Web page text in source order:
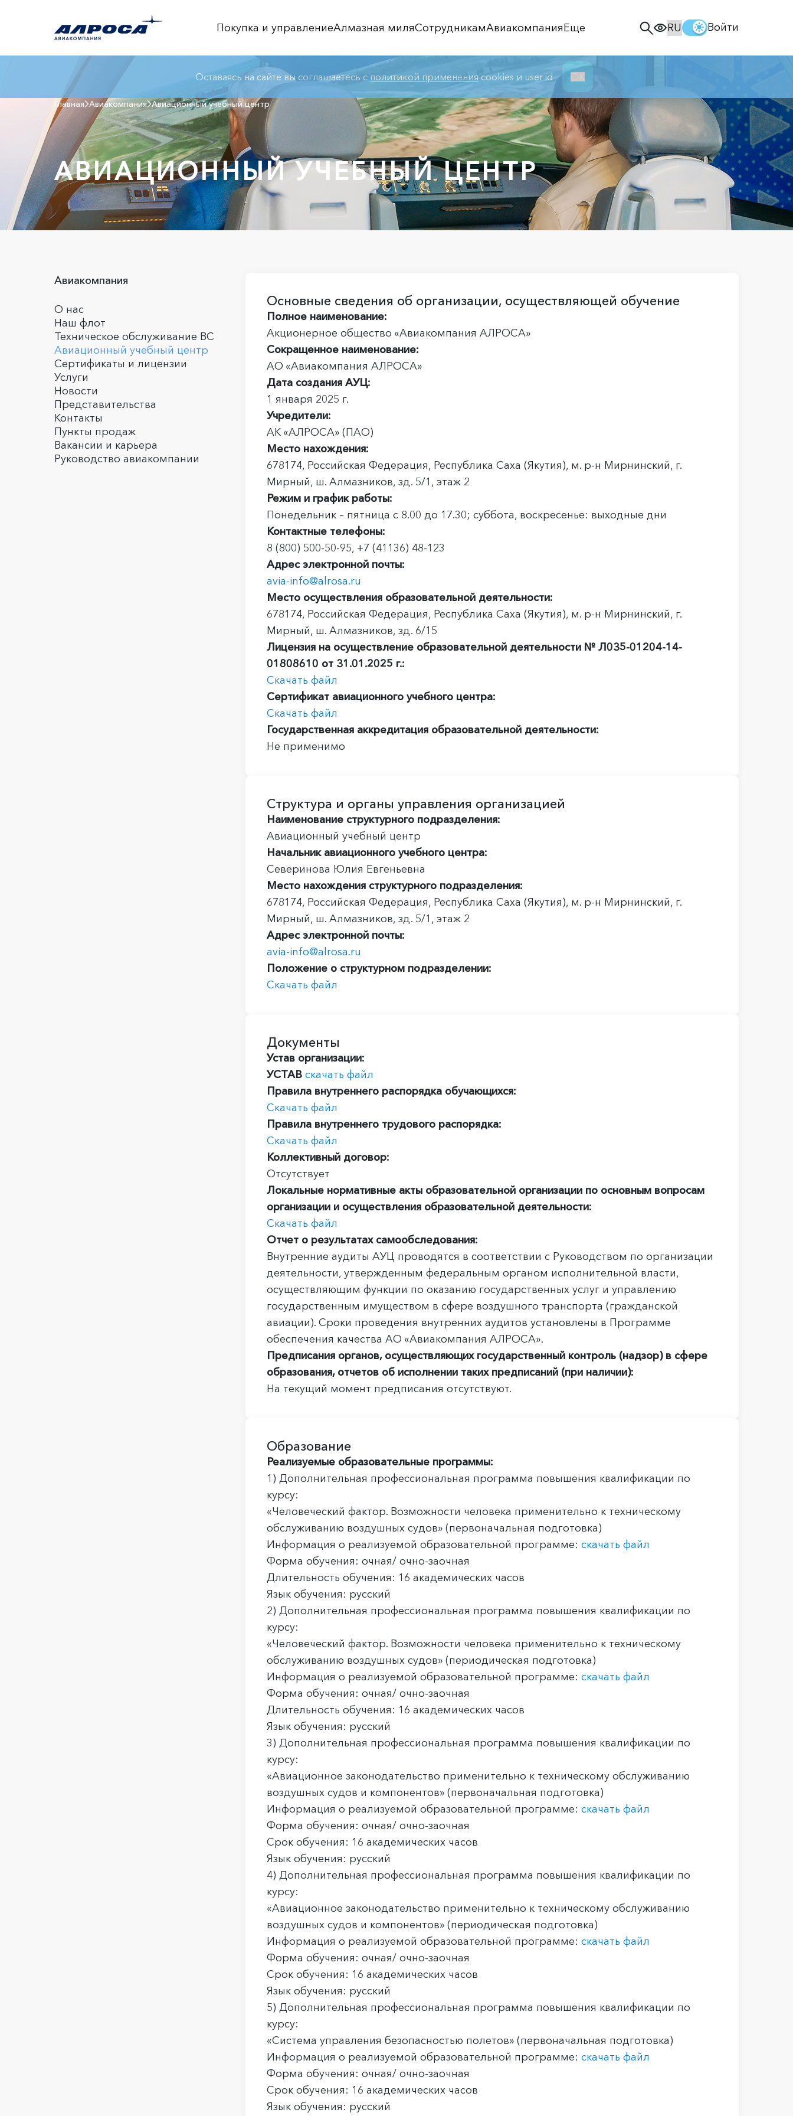
Покупка и управлениеАлмазная миляСотрудникамАвиакомпанияЕще Войти
Главная Авиакомпания Авиационный учебный центр
АВИАЦИОННЫЙ УЧЕБНЫЙ ЦЕНТР
Авиакомпания
О нас
Наш флот
Техническое обслуживание ВС
Авиационный учебный центр
Сертификаты и лицензии
Услуги
Новости
Представительства
Контакты
Пункты продаж
Вакансии и карьера
Руководство авиакомпании
Основные сведения об организации, осуществляющей обучение
Полное наименование:
Акционерное общество «Авиакомпания АЛРОСА»
Сокращенное наименование:
АО «Авиакомпания АЛРОСА»
Дата создания АУЦ:
1 января 2025 г.
Учредители:
АК «АЛРОСА» (ПАО)
Место нахождения:
678174, Российская Федерация, Республика Саха (Якутия), м. р-н Мирнинский, г.
Мирный, ш. Алмазников, зд. 5/1, этаж 2
Режим и график работы:
Понедельник – пятница с 8.00 до 17.30; суббота, воскресенье: выходные дни
Контактные телефоны:
8 (800) 500-50-95, +7 (41136) 48-123
Адрес электронной почты:
avia-info@alrosa.ru
Место осуществления образовательной деятельности:
678174, Российская Федерация, Республика Саха (Якутия), м. р-н Мирнинский, г.
Мирный, ш. Алмазников, зд. 6/15
Лицензия на осуществление образовательной деятельности № Л035-01204-14-
01808610 от 31.01.2025 г.:
Скачать файл
Сертификат авиационного учебного центра:
Скачать файл
Государственная аккредитация образовательной деятельности:
Не применимо
Структура и органы управления организацией
Наименование структурного подразделения:
Авиационный учебный центр
Начальник авиационного учебного центра:
Северинова Юлия Евгеньевна
Место нахождения структурного подразделения:
678174, Российская Федерация, Республика Саха (Якутия), м. р-н Мирнинский, г.
Мирный, ш. Алмазников, зд. 5/1, этаж 2
Адрес электронной почты:
avia-info@alrosa.ru
Положение о структурном подразделении:
Скачать файл
Документы
Устав организации:
УСТАВ скачать файл
Правила внутреннего распорядка обучающихся:
Скачать файл
Правила внутреннего трудового распорядка:
Скачать файл
Коллективный договор:
Отсутствует
Локальные нормативные акты образовательной организации по основным вопросам
организации и осуществления образовательной деятельности:
Скачать файл
Отчет о результатах самообследования:
Внутренние аудиты АУЦ проводятся в соответствии с Руководством по организации
деятельности, утвержденным федеральным органом исполнительной власти,
осуществляющим функции по оказанию государственных услуг и управлению
государственным имуществом в сфере воздушного транспорта (гражданской
авиации). Сроки проведения внутренних аудитов установлены в Программе
обеспечения качества АО «Авиакомпания АЛРОСА».
Предписания органов, осуществляющих государственный контроль (надзор) в сфере
образования, отчетов об исполнении таких предписаний (при наличии):
На текущий момент предписания отсутствуют.
Образование
Реализуемые образовательные программы:
1) Дополнительная профессиональная программа повышения квалификации по
курсу:
«Человеческий фактор. Возможности человека применительно к техническому
обслуживанию воздушных судов» (первоначальная подготовка)
Информация о реализуемой образовательной программе: скачать файл
Форма обучения: очная/ очно-заочная
Длительность обучения: 16 академических часов
Язык обучения: русский
2) Дополнительная профессиональная программа повышения квалификации по
курсу:
«Человеческий фактор. Возможности человека применительно к техническому
обслуживанию воздушных судов» (периодическая подготовка)
Информация о реализуемой образовательной программе: скачать файл
Форма обучения: очная/ очно-заочная
Длительность обучения: 16 академических часов
Язык обучения: русский
3) Дополнительная профессиональная программа повышения квалификации по
курсу:
«Авиационное законодательство применительно к техническому обслуживанию
воздушных судов и компонентов» (первоначальная подготовка)
Информация о реализуемой образовательной программе: скачать файл
Форма обучения: очная/ очно-заочная
Срок обучения: 16 академических часов
Язык обучения: русский
4) Дополнительная профессиональная программа повышения квалификации по
курсу:
«Авиационное законодательство применительно к техническому обслуживанию
воздушных судов и компонентов» (периодическая подготовка)
Информация о реализуемой образовательной программе: скачать файл
Форма обучения: очная/ очно-заочная
Срок обучения: 16 академических часов
Язык обучения: русский
5) Дополнительная профессиональная программа повышения квалификации по
курсу:
«Система управления безопасностью полетов» (первоначальная подготовка)
Информация о реализуемой образовательной программе: скачать файл
Форма обучения: очная/ очно-заочная
Срок обучения: 16 академических часов
Язык обучения: русский
Оставаясь на сайте вы соглашаетесь с политикой применения cookies и user id ОК